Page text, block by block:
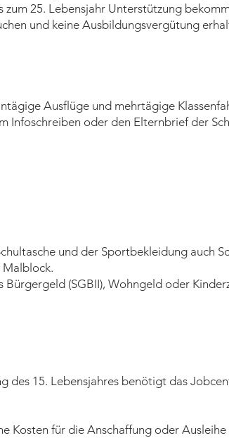
25. Lebensjahr Unterstützung
und keine Ausbildungsvergütung
Ausflüge und mehrtägige
Infoschreiben oder den Elternbrief der
und der Sportbekleidung auch
Malblock.
(SGBII), Wohngeld oder
des 15. Lebensjahres benötigt das
Kosten für die Anschaffung oder